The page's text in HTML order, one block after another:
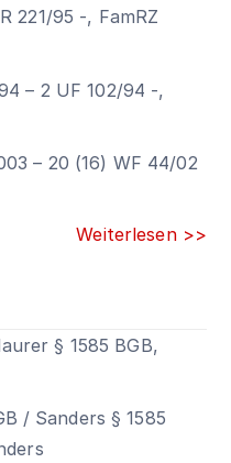
221/95 -, FamRZ
– 2 UF 102/94 -,
– 20 (16) WF 44/02
Weiterlesen >>
§ 1585 BGB,
/ Sanders§ 1585